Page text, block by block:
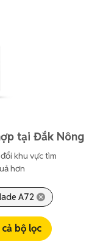
tại Đắk Nông
khu vực tìm
hơn
A72
bộ lọc